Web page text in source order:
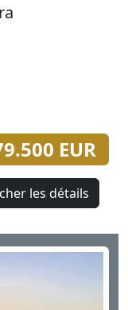
EUR
les détails